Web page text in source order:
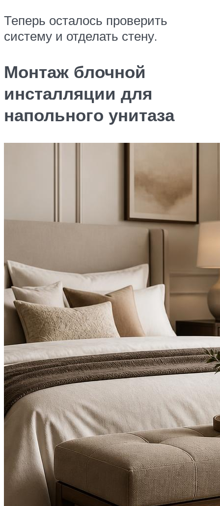
Теперь осталось проверить
систему и отделать стену.
Монтаж блочной
инсталляции для
напольного унитаза